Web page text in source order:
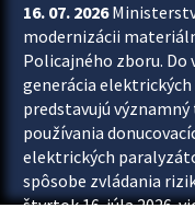
16. 07. 2026
modernizácii
Policajného zboru.
generácia
predstavujú
používania
elektrických
spôsobe zvládania